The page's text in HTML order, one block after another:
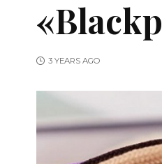
3 YEARS AGO